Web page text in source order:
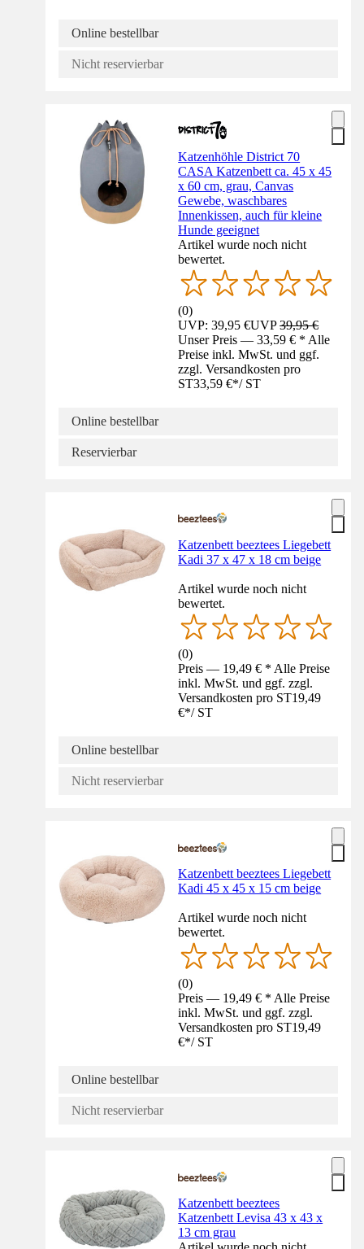
Online bestellbar
Nicht reservierbar
Katzenhöhle District 70
CASA Katzenbett ca. 45 x 45
x 60 cm, grau, Canvas
Gewebe, waschbares
Innenkissen, auch für kleine
Hunde geeignet
Artikel wurde noch nicht
bewertet.
(0)
UVP: 39,95 €UVP39,95 €
Unser Preis — 33,59 € * Alle
Preise inkl. MwSt. und ggf.
zzgl. Versandkosten pro
ST33,59 €*/ ST
Online bestellbar
Reservierbar
Katzenbett beeztees Liegebett
Kadi 37 x 47 x 18 cm beige
Artikel wurde noch nicht
bewertet.
(0)
Preis — 19,49 € * Alle Preise
inkl. MwSt. und ggf. zzgl.
Versandkosten pro ST19,49
€*/ ST
Online bestellbar
Nicht reservierbar
Katzenbett beeztees Liegebett
Kadi 45 x 45 x 15 cm beige
Artikel wurde noch nicht
bewertet.
(0)
Preis — 19,49 € * Alle Preise
inkl. MwSt. und ggf. zzgl.
Versandkosten pro ST19,49
€*/ ST
Online bestellbar
Nicht reservierbar
Katzenbett beeztees
Katzenbett Levisa 43 x 43 x
13 cm grau